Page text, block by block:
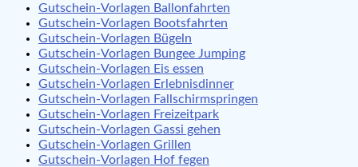
Gutschein-Vorlagen Ballonfahrten
Gutschein-Vorlagen Bootsfahrten
Gutschein-Vorlagen Bügeln
Gutschein-Vorlagen Bungee Jumping
Gutschein-Vorlagen Eis essen
Gutschein-Vorlagen Erlebnisdinner
Gutschein-Vorlagen Fallschirmspringen
Gutschein-Vorlagen Freizeitpark
Gutschein-Vorlagen Gassi gehen
Gutschein-Vorlagen Grillen
Gutschein-Vorlagen Hof fegen